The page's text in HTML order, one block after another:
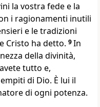
la vostra fede e la
i ragionamenti inutili
e le tradizioni
Cristo ha detto. 9In
della divinità,
tutto e,
di Dio. È lui il
di ogni potenza.